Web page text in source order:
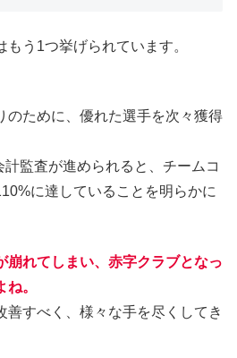
もう1つ挙げられています。
のために、優れた選手を次々獲得
監査が進められると、チームコ
に達していることを明らかに
崩れてしまい、赤字クラブとなっ
。
善すべく、様々な手を尽くしてき